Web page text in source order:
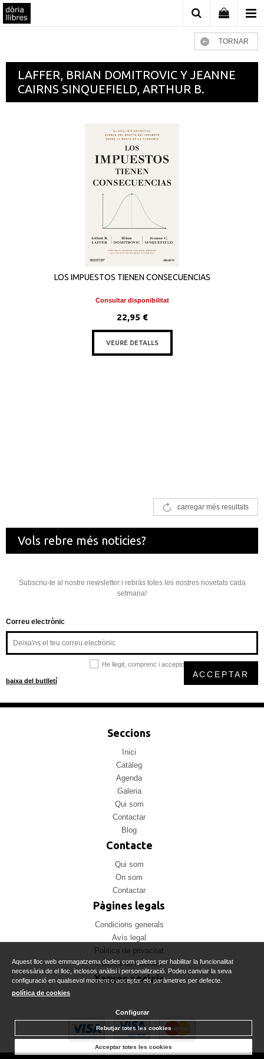
TORNAR
LAFFER, BRIAN DOMITROVIC Y JEANNE
CAIRNS SINQUEFIELD, ARTHUR B.
LOS IMPUESTOS TIENEN CONSECUENCIAS
Consultar disponibilitat
22,95 €
VEURE DETALLS
carregar més resultats
Vols rebre més noticies?
Subscriu-te al nostre newsletter i rebràs totes les nostres novetats cada
setmana!
Correu electrònic
He llegit, comprenc i accepto la
baixa del butlletí
ACCEPTAR
Seccions
Inici
Catàleg
Agenda
Galeria
Qui som
Contactar
Blog
Contacte
Qui som
On som
Contactar
Pàgines legals
Condicions generals
Avís legal
Politica de privacitat
Politica de cookies
Xarxes socials
Aquest lloc web emmagatzema dades com galetes per habilitar la funcionalitat
necessària de el lloc, inclosos anàlisi i personalització. Podeu canviar la seva
configuració en qualsevol moment o acceptar els paràmetres per defecte.
política de cookies
Configurar
Rebutjar totes les cookies
Acceptar totes les cookies